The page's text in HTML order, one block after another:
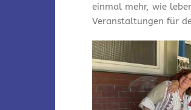
einmal mehr, wie
Veranstaltungen für